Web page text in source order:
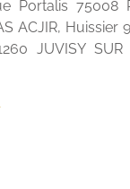
Portalis 75008
ACJIR, Huissier
JUVISY SUR